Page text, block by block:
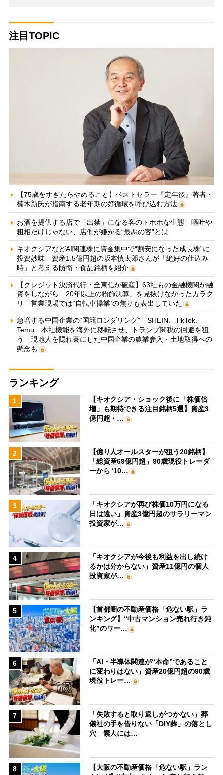
注目TOPIC
【75歳をすぎたらやめること】ベストセラー『定年後』著者・
楠木新氏が指南する老年期の好循環を呼び込む方法
お酒を提供する店で「出禁」になる客のトホホな生態 嘔吐や
粗相だけじゃない、店側が嫌がる“最悪の客”とは
キオクシアなどAI関連株に資金集中で“割安になった成長株”に
投資妙味 資産1.5億円超の坂本慎太郎さんが「絶好の仕込み
時」と考える防衛・食品銘柄を紹介
【クレジット決済代行・全東信が破産】63社もの金融機関が融
資をしながら「20年以上の粉飾決算」を見抜けなかったカラク
リ 営業現場では“自転車操業”の焦りも表出していた
急増する中国企業の“国籍ロンダリング” SHEIN、TikTok、
Temu…本社機能を海外に移転させ、トランプ関税の回避を狙
う 現地人を隠れ蓑にした中国企業の農業参入・土地取得への
懸念も
ランキング
1
【キオクシア・ショック後に「株価倍
増」も期待できる注目銘柄5選】資産3
億円超・…
2
【億り人オールスターが狙う20銘柄】
「総資産69億円超」90歳現役トレーダ
ーから“10…
3
「キオクシアが再び株価10万円になる
日は遠い」資産3億円超のサラリーマン
投資家が…
4
「キオクシアが今後も利益を出し続け
るかは分からない」資産11億円の個人
投資家が…
5
【首都圏の不動産価格「危ない駅」ラ
ンキング】“中古マンション売れ行き鈍
化”のワー…
6
「AI・半導体関連が“本命”であること
に変わりはない」資産20億円超の90歳
現役トレー…
7
「失敗すると取り返しがつかない」葬
儀社の手を借りない「DIY葬」の落とし
穴 素人には…
8
【大阪の不動産価格「危ない駅」ラン